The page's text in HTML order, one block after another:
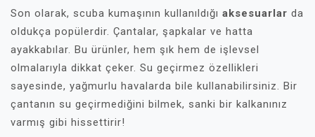
Son olarak, scuba kumaşının kullanıldığı aksesuarlar da
oldukça popülerdir. Çantalar, şapkalar ve hatta
ayakkabılar. Bu ürünler, hem şık hem de işlevsel
olmalarıyla dikkat çeker. Su geçirmez özellikleri
sayesinde, yağmurlu havalarda bile kullanabilirsiniz. Bir
çantanın su geçirmediğini bilmek, sanki bir kalkanınız
varmış gibi hissettirir!